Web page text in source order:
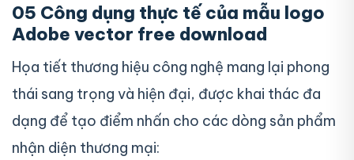
05 Công dụng thực tế của mẫu logo
Adobe vector free download
Họa tiết thương hiệu công nghệ mang lại phong
thái sang trọng và hiện đại, được khai thác đa
dạng để tạo điểm nhấn cho các dòng sản phẩm
nhận diện thương mại: